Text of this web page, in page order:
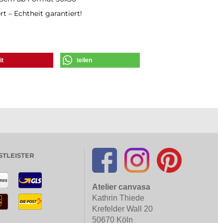
– Echtheit garantiert!
teilen
Atelier canvasa
Kathrin Thiede
Krefelder Wall 20
50670 Köln